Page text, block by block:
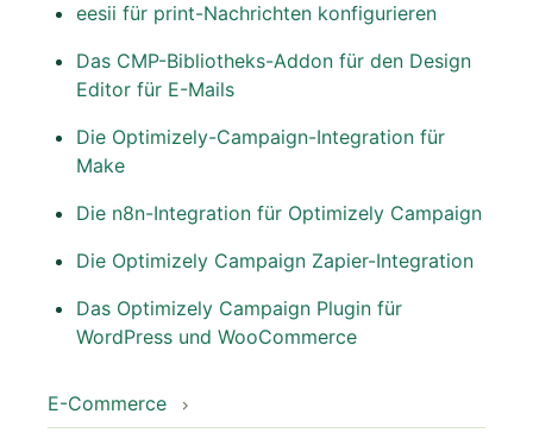
eesii für print-Nachrichten konfigurieren
Das CMP-Bibliotheks-Addon für den Design
Editor für E-Mails
Die Optimizely-Campaign-Integration für
Make
Die n8n-Integration für Optimizely Campaign
Die Optimizely Campaign Zapier-Integration
Das Optimizely Campaign Plugin für
WordPress und WooCommerce
E-Commerce